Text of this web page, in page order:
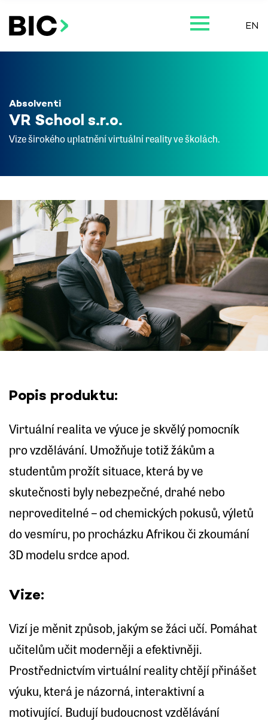
EN
Absolventi
VR School s.r.o.
Vize širokého uplatnění virtuální reality ve školách.
Popis produktu:
Virtuální realita ve výuce je skvělý pomocník
pro vzdělávání. Umožňuje totiž žákům a
studentům prožít situace, která by ve
skutečnosti byly nebezpečné, drahé nebo
neproveditelné – od chemických pokusů, výletů
do vesmíru, po procházku Afrikou či zkoumání
3D modelu srdce apod.
Vize:
Vizí je měnit způsob, jakým se žáci učí. Pomáhat
učitelům učit moderněji a efektivněji.
Prostřednictvím virtuální reality chtějí přinášet
výuku, která je názorná, interaktivní a
motivující. Budují budoucnost vzdělávání